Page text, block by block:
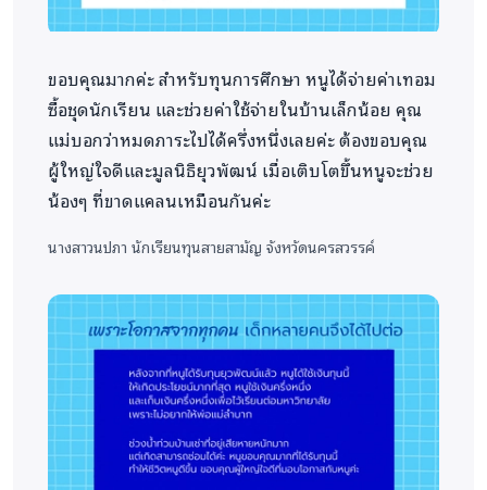
ขอบคุณมากค่ะ สำหรับทุนการศึกษา หนูได้จ่ายค่าเทอม
ซื้อชุดนักเรียน และช่วยค่าใช้จ่ายในบ้านเล็กน้อย คุณ
แม่บอกว่าหมดภาระไปได้ครึ่งหนึ่งเลยค่ะ ต้องขอบคุณ
ผู้ใหญ่ใจดีและมูลนิธิยุวพัฒน์ เมื่อเติบโตขึ้นหนูจะช่วย
น้องๆ ที่ขาดแคลนเหมือนกันค่ะ
นางสาวนปภา นักเรียนทุนสายสามัญ จังหวัดนครสวรรค์